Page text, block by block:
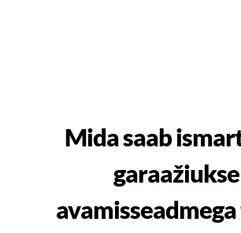
Mida saab
garaažiukse
avamisseadmega